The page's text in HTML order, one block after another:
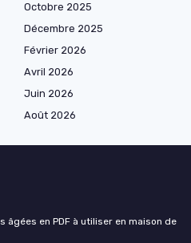
Octobre 2025
Décembre 2025
Février 2026
Avril 2026
Juin 2026
Août 2026
âgées en PDF à utiliser en maison de